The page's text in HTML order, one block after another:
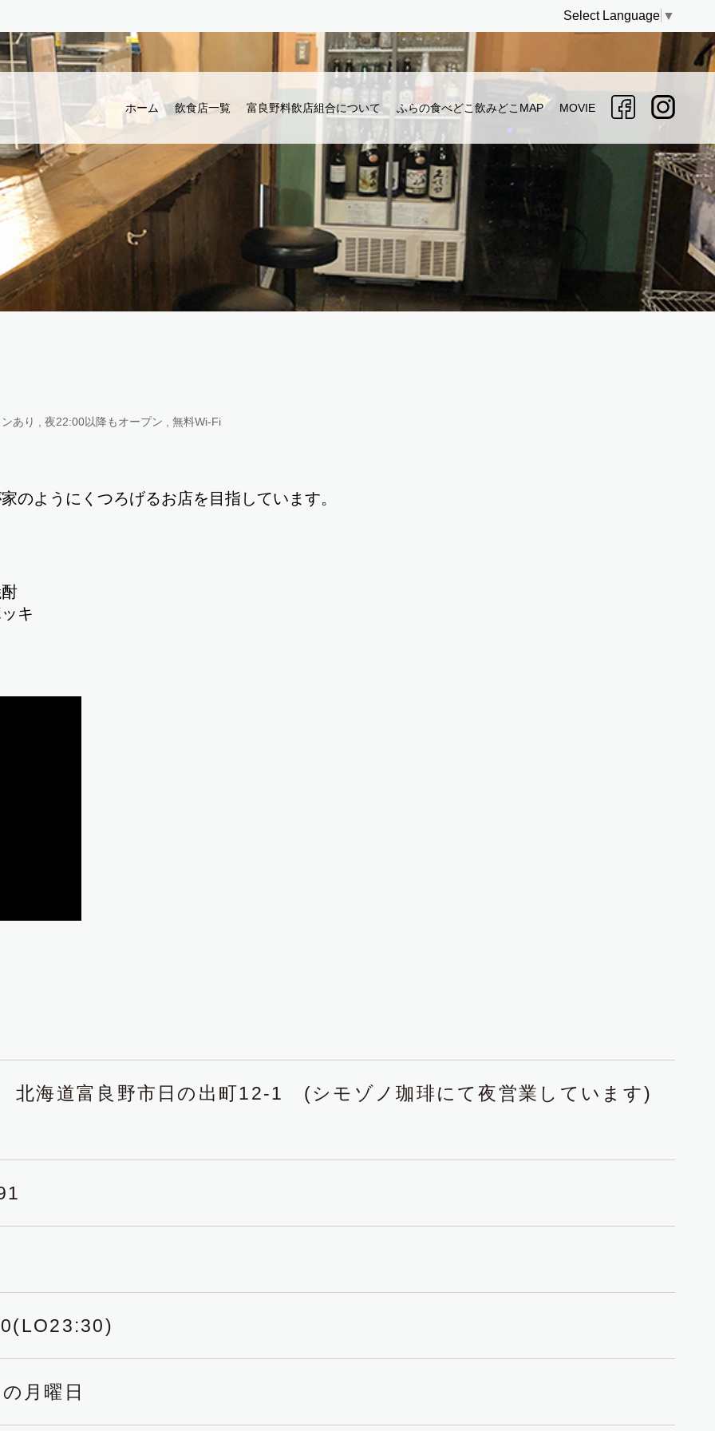
Select Language ▼
ホーム 飲食店一覧 富良野料飲店組合について ふらの食べどこ飲みどこMAP MOVIE
あり , 夜22:00以降もオープン , 無料Wi-Fi
のようにくつろげるお店を目指しています。
キ
海道富良野市日の出町12-1 (シモゾノ珈琲にて夜営業しています)
月曜日